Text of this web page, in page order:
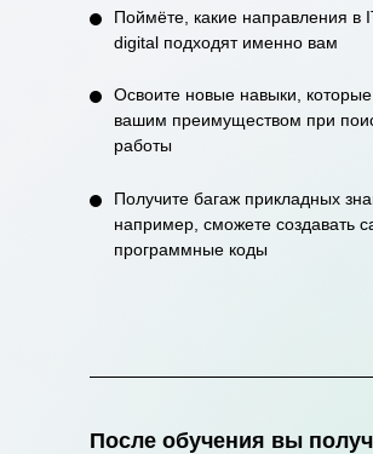
Поймёте, какие направления в
digital подходят именно вам
Освоите новые навыки, которые
вашим преимуществом при
работы
Получите багаж прикладных
например, сможете создавать
программные коды
После обучения вы